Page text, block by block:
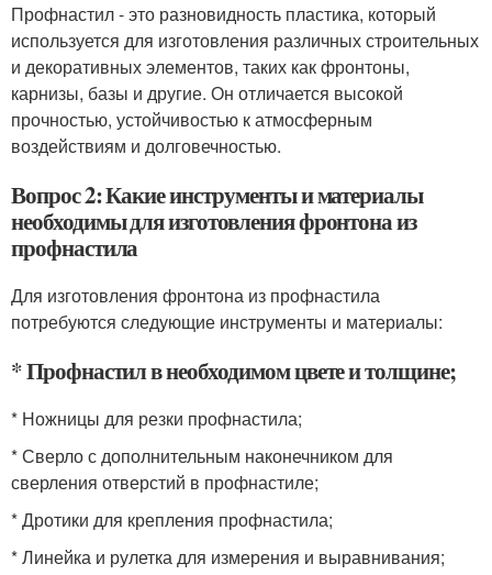
Профнастил - это разновидность пластика, который
используется для изготовления различных строительных
и декоративных элементов, таких как фронтоны,
карнизы, базы и другие. Он отличается высокой
прочностью, устойчивостью к атмосферным
воздействиям и долговечностью.
Вопрос 2: Какие инструменты и материалы
необходимы для изготовления фронтона из
профнастила
Для изготовления фронтона из профнастила
потребуются следующие инструменты и материалы:
* Профнастил в необходимом цвете и толщине;
* Ножницы для резки профнастила;
* Сверло с дополнительным наконечником для
сверления отверстий в профнастиле;
* Дротики для крепления профнастила;
* Линейка и рулетка для измерения и выравнивания;